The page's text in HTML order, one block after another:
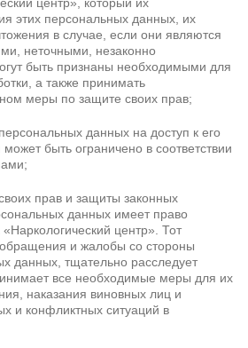
этих персональных данных, их
в случае, если они являются
неточными, незаконно
быть признаны необходимыми для
а также принимать
меры по защите своих прав;
данных на доступ к его
быть ограничено в соответствии
прав и защиты законных
данных имеет право
центр». Тот
и жалобы со стороны
данных, тщательно расследует
все необходимые меры для их
наказания виновных лиц и
и конфликтных ситуаций в